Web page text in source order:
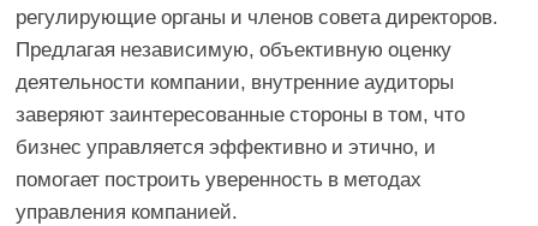
регулирующие органы и членов совета директоров.
Предлагая независимую, объективную оценку
деятельности компании, внутренние аудиторы
заверяют заинтересованные стороны в том, что
бизнес управляется эффективно и этично, и
помогает построить уверенность в методах
управления компанией.